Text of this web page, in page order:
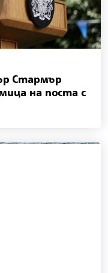
Стармър
на поста с